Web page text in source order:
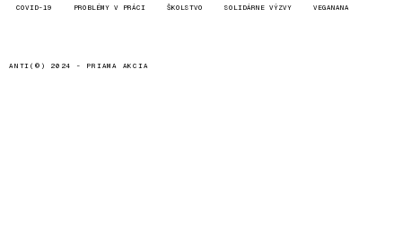
COVID-19 PROBLÉMY V PRÁCI ŠKOLSTVO SOLIDÁRNE VÝZVY VEGANANA
ANTI(©) 2024 - PRIAMA AKCIA